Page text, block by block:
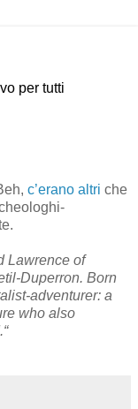
per tutti
c’erano altri che
Lawrence of
Duperron. Born
adventurer: a
who also